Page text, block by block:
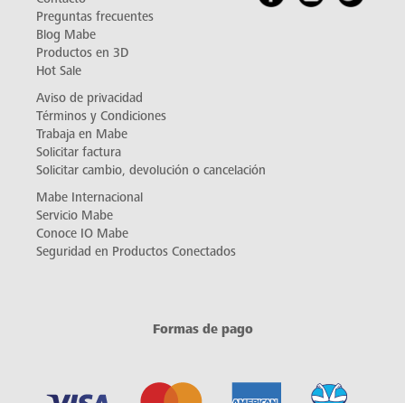
Preguntas frecuentes
Blog Mabe
Productos en 3D
Hot Sale
Aviso de privacidad
Términos y Condiciones
Trabaja en Mabe
Solicitar factura
Solicitar cambio, devolución o cancelación
Mabe Internacional
Servicio Mabe
Conoce IO Mabe
Seguridad en Productos Conectados
Formas de pago